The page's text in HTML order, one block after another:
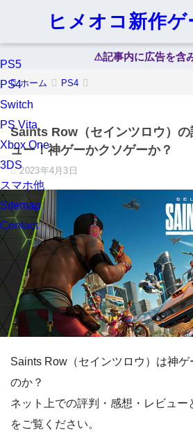
ヒメオコ新作ゲ
PS5
PS4
Switch
PS Vita
Xbox One
3DS
スマホ他
Sitemap
Contact
⚠︎記事内に広告を含
ホーム PS4
Saints Row（セインツロウ）
ュー！神ゲーかクソゲーか？
2023年4月3日
Saints Row（セインツロウ）は神
のか？
ネット上での評判・感想・レビュー
をご覧ください。